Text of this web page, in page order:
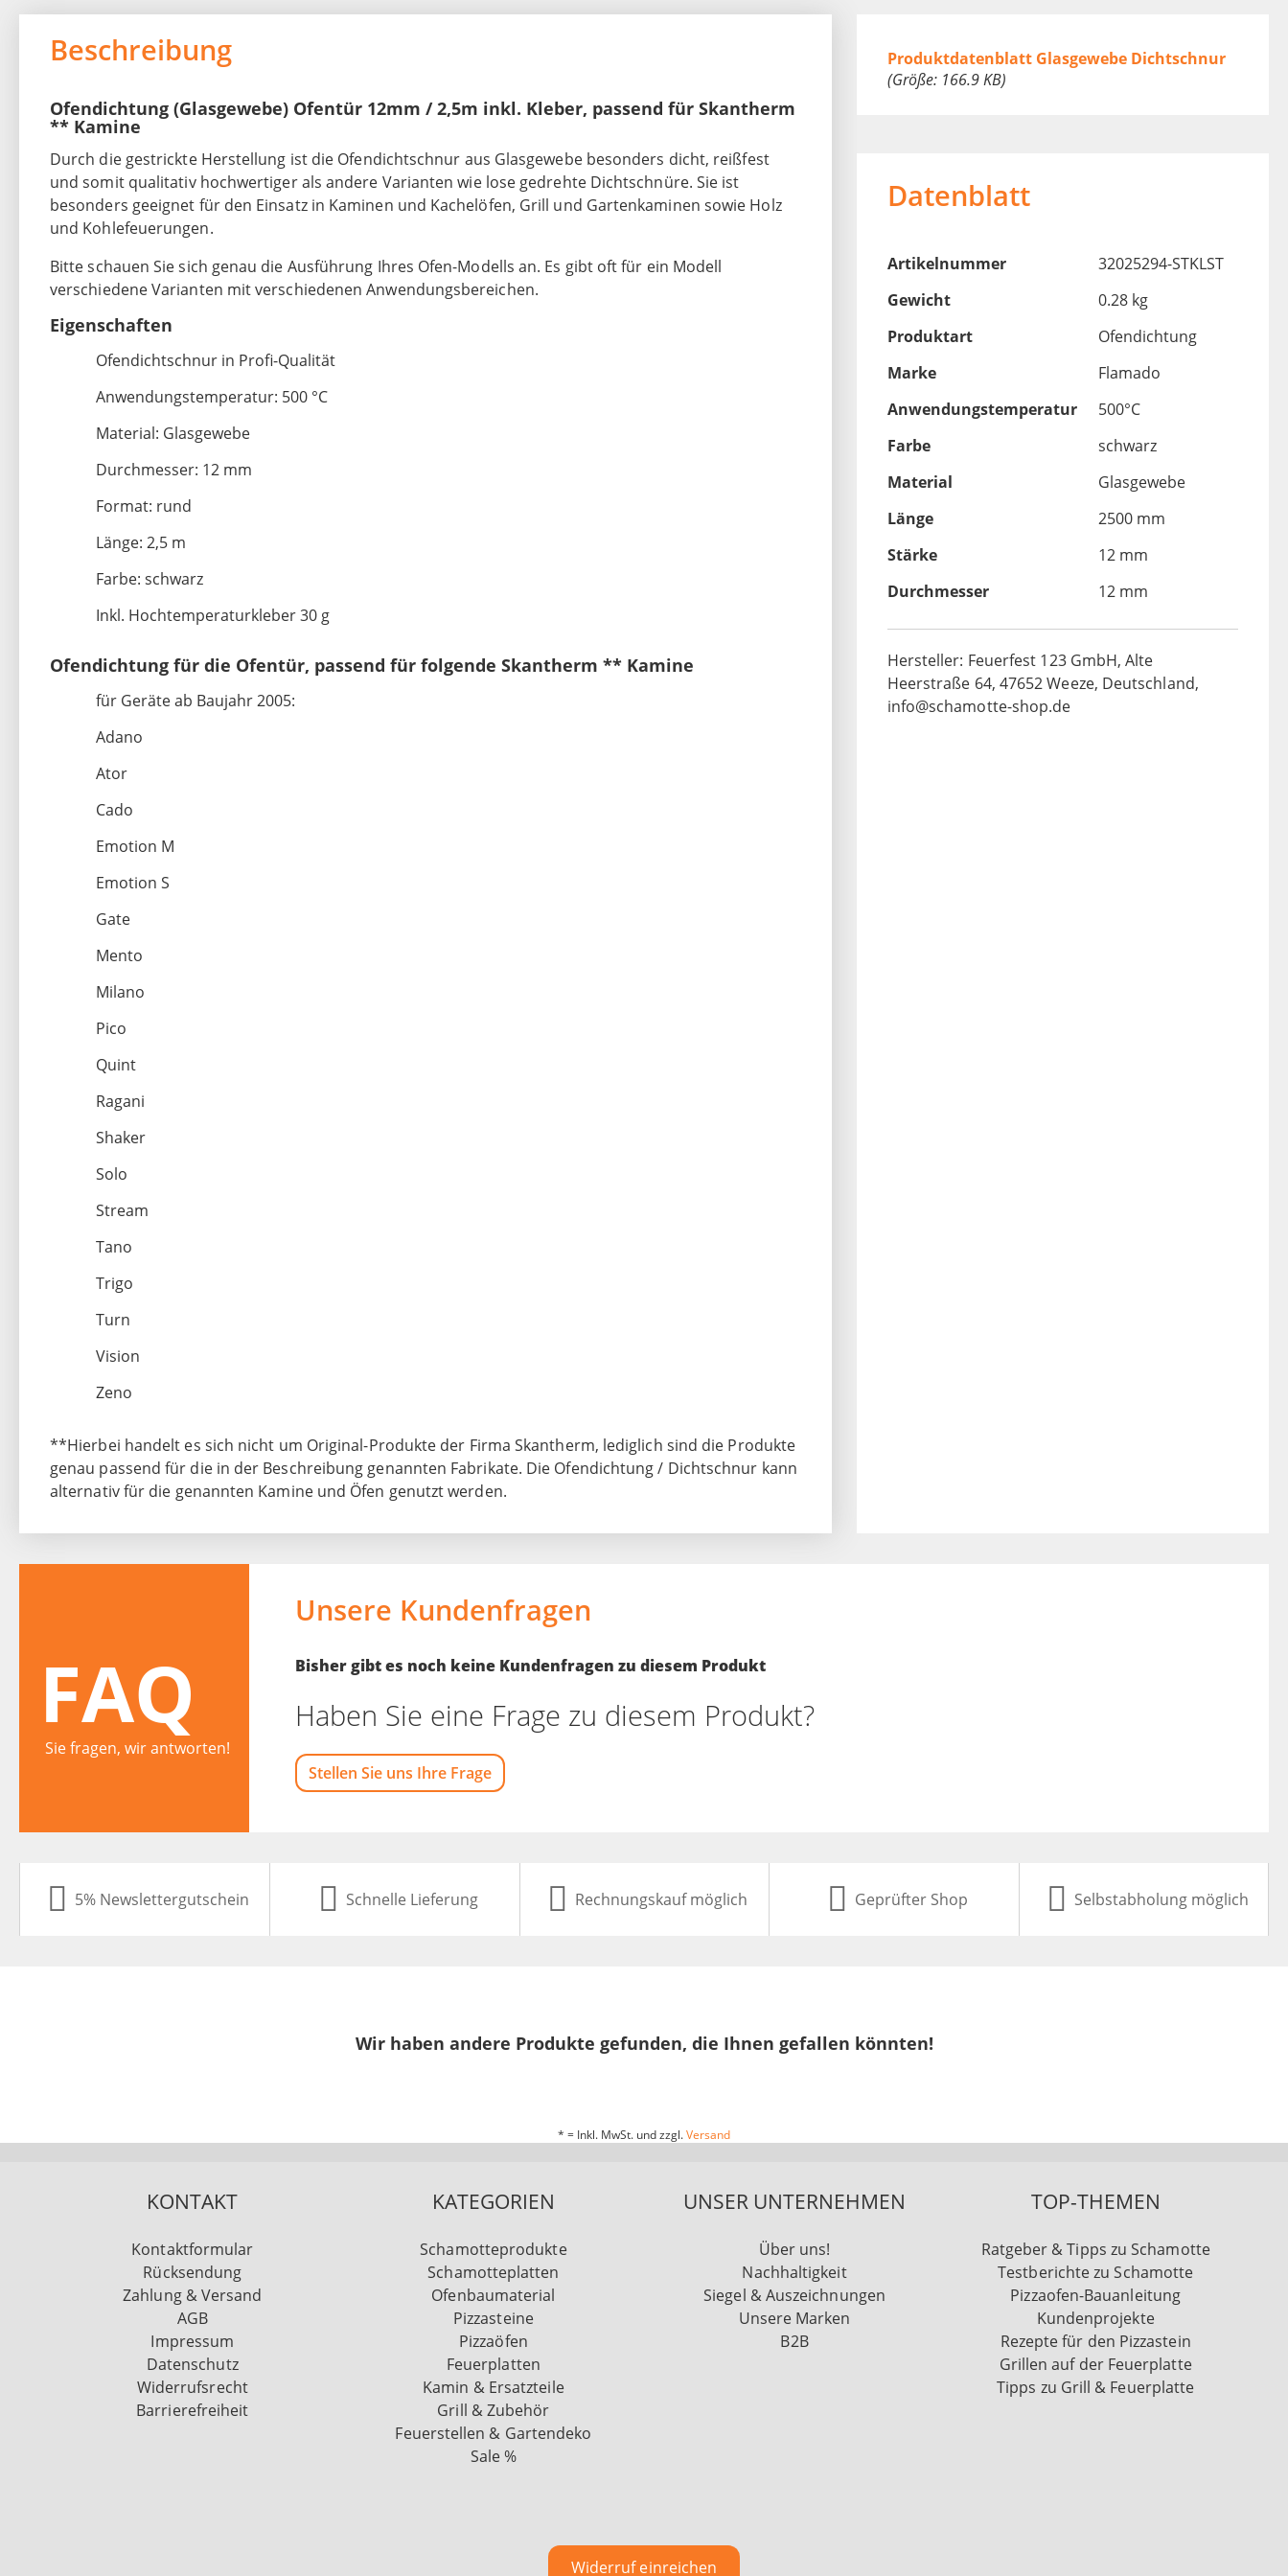
Beschreibung
Ofendichtung (Glasgewebe) Ofentür 12mm / 2,5m inkl. Kleber, passend für Skantherm
** Kamine
Durch die gestrickte Herstellung ist die Ofendichtschnur aus Glasgewebe besonders dicht, reißfest
und somit qualitativ hochwertiger als andere Varianten wie lose gedrehte Dichtschnüre. Sie ist
besonders geeignet für den Einsatz in Kaminen und Kachelöfen, Grill und Gartenkaminen sowie Holz
und Kohlefeuerungen.
Bitte schauen Sie sich genau die Ausführung Ihres Ofen-Modells an. Es gibt oft für ein Modell
verschiedene Varianten mit verschiedenen Anwendungsbereichen.
Eigenschaften
Ofendichtschnur in Profi-Qualität
Anwendungstemperatur: 500 °C
Material: Glasgewebe
Durchmesser: 12 mm
Format: rund
Länge: 2,5 m
Farbe: schwarz
Inkl. Hochtemperaturkleber 30 g
Ofendichtung für die Ofentür, passend für folgende Skantherm ** Kamine
für Geräte ab Baujahr 2005:
Adano
Ator
Cado
Emotion M
Emotion S
Gate
Mento
Milano
Pico
Quint
Ragani
Shaker
Solo
Stream
Tano
Trigo
Turn
Vision
Zeno
**Hierbei handelt es sich nicht um Original-Produkte der Firma Skantherm, lediglich sind die Produkte
genau passend für die in der Beschreibung genannten Fabrikate. Die Ofendichtung / Dichtschnur kann
alternativ für die genannten Kamine und Öfen genutzt werden.
Produktdatenblatt Glasgewebe Dichtschnur
(Größe: 166.9 KB)
Datenblatt
Artikelnummer
32025294-STKLST
Gewicht
0.28 kg
Produktart
Ofendichtung
Marke
Flamado
Anwendungstemperatur
500°C
Farbe
schwarz
Material
Glasgewebe
Länge
2500 mm
Stärke
12 mm
Durchmesser
12 mm
Hersteller: Feuerfest 123 GmbH, Alte
Heerstraße 64, 47652 Weeze, Deutschland,
info@schamotte-shop.de
FAQ
Sie fragen, wir antworten!
Unsere Kundenfragen
Bisher gibt es noch keine Kundenfragen zu diesem Produkt
Haben Sie eine Frage zu diesem Produkt?
Stellen Sie uns Ihre Frage
5% Newslettergutschein Schnelle Lieferung Rechnungskauf möglich Geprüfter Shop Selbstabholung möglich
Wir haben andere Produkte gefunden, die Ihnen gefallen könnten!
* = Inkl. MwSt. und zzgl.Versand
KONTAKT
Kontaktformular
Rücksendung
Zahlung & Versand
AGB
Impressum
Datenschutz
Widerrufsrecht
Barrierefreiheit
KATEGORIEN
Schamotteprodukte
Schamotteplatten
Ofenbaumaterial
Pizzasteine
Pizzaöfen
Feuerplatten
Kamin & Ersatzteile
Grill & Zubehör
Feuerstellen & Gartendeko
Sale %
UNSER UNTERNEHMEN
Über uns!
Nachhaltigkeit
Siegel & Auszeichnungen
Unsere Marken
B2B
TOP-THEMEN
Ratgeber & Tipps zu Schamotte
Testberichte zu Schamotte
Pizzaofen-Bauanleitung
Kundenprojekte
Rezepte für den Pizzastein
Grillen auf der Feuerplatte
Tipps zu Grill & Feuerplatte
Widerruf einreichen